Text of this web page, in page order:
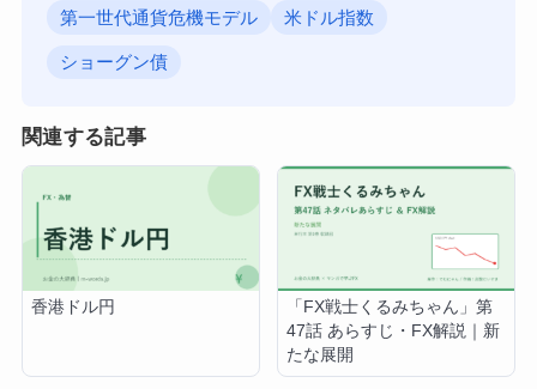
第一世代通貨危機モデル 米ドル指数
ショーグン債
関連する記事
香港ドル円
「FX戦士くるみちゃん」第
47話 あらすじ・FX解説｜新
たな展開